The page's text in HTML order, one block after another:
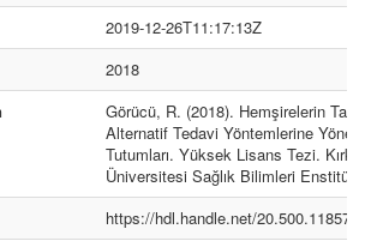
2019-12-26T11:17:13Z
2018
Görücü, R. (2018). Hemşirelerin
Alternatif Tedavi Yöntemlerine
Tutumları. Yüksek Lisans Tezi.
Üniversitesi Sağlık Bilimleri
https://hdl.handle.net/20.500.11857/